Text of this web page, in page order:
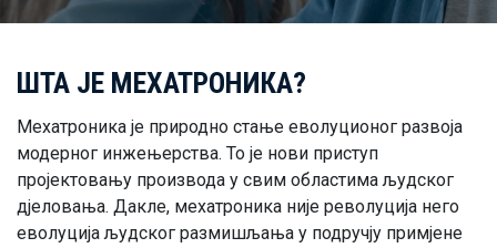
ШТА ЈЕ МЕХАТРОНИКА?
Мехатроника је природно стање еволуционог развоја
модерног инжењерства. То је нови приступ
пројектовању производа у свим областима људског
дјеловања. Дакле, мехатроника није револуција него
еволуција људског размишљања у подручју примјене